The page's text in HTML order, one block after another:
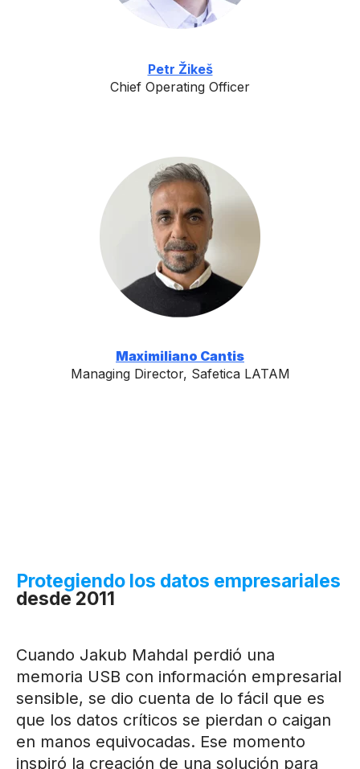
Petr Žikeš
Chief Operating Officer
Maximiliano Cantis
Managing Director, Safetica LATAM
Protegiendo los datos empresariales
desde 2011
Cuando Jakub Mahdal perdió una
memoria USB con información empresarial
sensible, se dio cuenta de lo fácil que es
que los datos críticos se pierdan o caigan
en manos equivocadas. Ese momento
inspiró la creación de una solución para